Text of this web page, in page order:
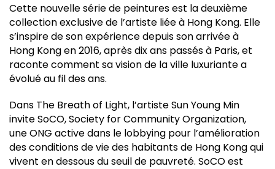
Cette nouvelle série de peintures est la deuxième
collection exclusive de l’artiste liée à Hong Kong. Elle
s’inspire de son expérience depuis son arrivée à
Hong Kong en 2016, après dix ans passés à Paris, et
raconte comment sa vision de la ville luxuriante a
évolué au fil des ans.
Dans The Breath of Light, l’artiste Sun Young Min
invite SoCO, Society for Community Organization,
une ONG active dans le lobbying pour l’amélioration
des conditions de vie des habitants de Hong Kong qui
vivent en dessous du seuil de pauvreté. SoCO est